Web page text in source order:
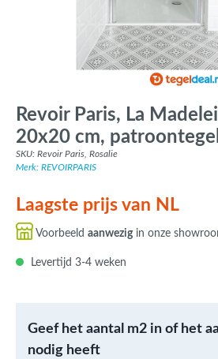
Revoir Paris, La
20x20 cm,
SKU: Revoir Paris, Rosalie
Merk: REVOIRPARIS
Laagste prijs van NL
Voorbeeld aanwezigin onze
Levertijd 3-4 weken
Geef het aantal m2 in of het
nodig heeft